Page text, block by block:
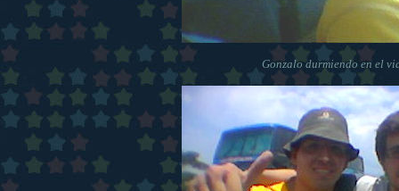
Gonzalo durmiendo en el